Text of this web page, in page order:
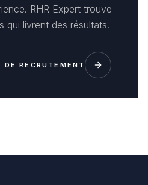
RHR Expert trouve
qui livrent des résultats.
DE RECRUTEMENT